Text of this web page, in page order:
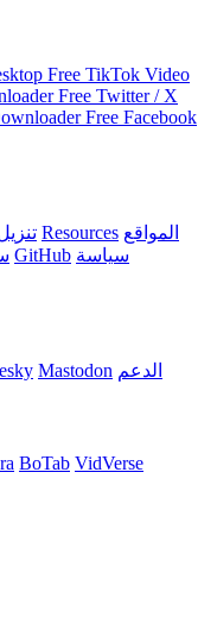
Free TikTok Video
Free Twitter / X
Free Facebook
Resources المواقع
GitHub سياسة
Mastodon الدعم
BoTab VidVerse